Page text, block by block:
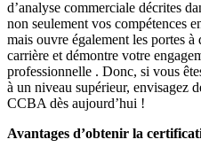
d’analyse commerciale décrites
non seulement vos compétences
mais ouvre également les portes
carrière et démontre votre
professionnelle . Donc, si vous
à un niveau supérieur, envisagez
CCBA dès aujourd’hui !
Avantages d’obtenir la